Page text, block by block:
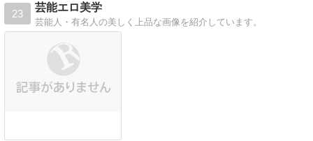
23
芸能エロ美学
芸能人・有名人の美しく上品な画像を紹介しています。